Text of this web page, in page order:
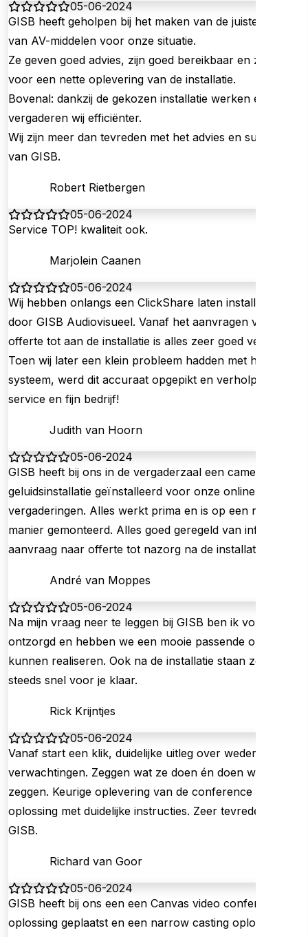
05-06-2024
GISB heeft geholpen bij het maken van de juiste keuze
van AV-middelen voor onze situatie.
Ze geven goed advies, zijn goed bereikbaar en zorgen
voor een nette oplevering van de installatie.
Bovenal: dankzij de gekozen installatie werken én
vergaderen wij efficiënter.
Wij zijn meer dan tevreden met het advies en support
van GISB.
Robert Rietbergen
05-06-2024
Service TOP! kwaliteit ook.
Marjolein Caanen
05-06-2024
Wij hebben onlangs een ClickShare laten installeren
door GISB Audiovisueel. Vanaf het aanvragen van de
offerte tot aan de installatie is alles zeer goed verlopen.
Toen wij later een klein probleem hadden met het
systeem, werd dit accuraat opgepikt en verholpen. Top
service en fijn bedrijf!
Judith van Hoorn
05-06-2024
GISB heeft bij ons in de vergaderzaal een camera en
geluidsinstallatie geïnstalleerd voor onze online
vergaderingen. Alles werkt prima en is op een nette
manier gemonteerd. Alles goed geregeld van informatie
aanvraag naar offerte tot nazorg na de installatie.
André van Moppes
05-06-2024
Na mijn vraag neer te leggen bij GISB ben ik volledig
ontzorgd en hebben we een mooie passende oplossing
kunnen realiseren. Ook na de installatie staan ze nog
steeds snel voor je klaar.
Rick Krijntjes
05-06-2024
Vanaf start een klik, duidelijke uitleg over wederzijdse
verwachtingen. Zeggen wat ze doen én doen wat ze
zeggen. Keurige oplevering van de conference
oplossing met duidelijke instructies. Zeer tevreden over
GISB.
Richard van Goor
05-06-2024
GISB heeft bij ons een een Canvas video conference
oplossing geplaatst en een narrow casting oplossing,